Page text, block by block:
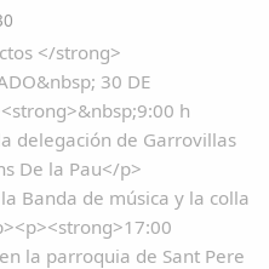
</strong>
30 DE
h
delegación de Garrovillas
De la Pau</p>
Banda de música y la colla
la parroquia de Sant Pere